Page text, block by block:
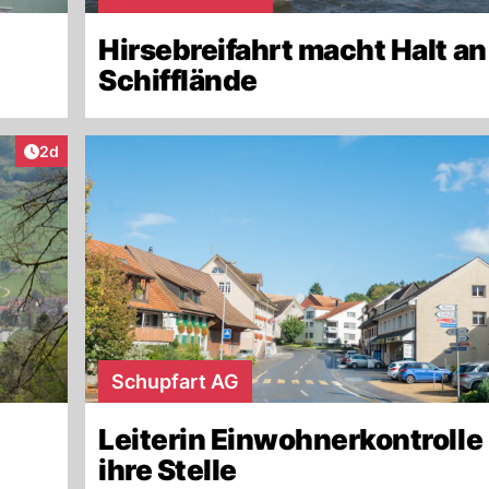
Hirsebreifahrt macht Halt
Schifflände
Artikel veröffentlicht:
2d
Schupfart AG
Leiterin
ihre Stelle